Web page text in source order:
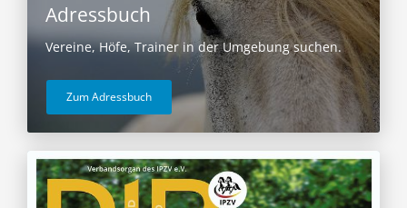
Adressbuch
Vereine, Höfe, Trainer in der Umgebung suchen.
Zum Adressbuch